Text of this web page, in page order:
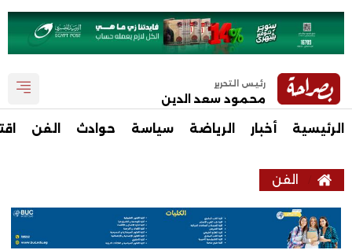
رئيس التحرير
محمود سعد الدين
الرئيسية أخبار الرياضة سياسة حوادث الفن
الفن